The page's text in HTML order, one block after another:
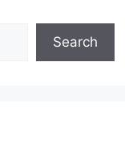
Search